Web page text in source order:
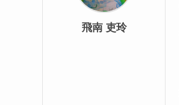
飛南 吏玲